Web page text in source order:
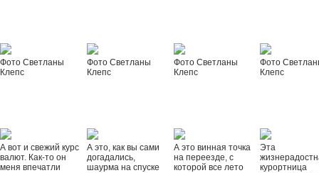
Фото Светланы
Клепс
Фото Светланы
Клепс
Фото Светланы
Клепс
Фото
Клепс
А вот и свежий курс
валют. Как-то он
меня впечатли
А это, как вы сами
догадались,
шаурма на спуске
А это винная точка
на переезде, с
которой все лето
Эта
курортница